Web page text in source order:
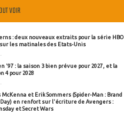
VOIR
: deux nouveaux extraits pour la série HBO
les matinales des Etats-Unis
'97 : la saison 3 bien prévue pour 2027, et la
4 pour 2028
McKenna et Erik Sommers (Spider-Man : Brand
Day) en renfort sur l'écriture de Avengers :
et Secret Wars